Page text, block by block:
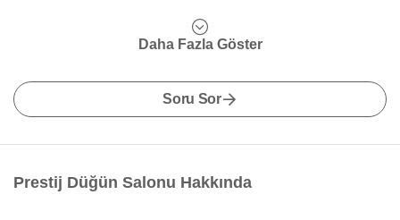
Daha Fazla Göster
Soru Sor
Prestij Düğün Salonu Hakkında